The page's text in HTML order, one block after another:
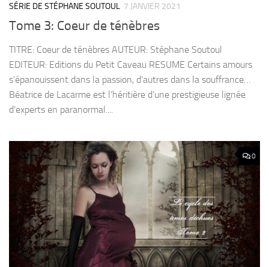
SÉRIE DE STÉPHANE SOUTOUL 7 JANVIER 2021
Tome 3: Coeur de ténèbres
TITRE: Coeur de ténèbres AUTEUR: Stéphane Soutoul
EDITEUR: Editions du Petit Caveau RESUME Certains amours
s’épanouissent dans la passion, d’autres dans la souffrance…
Béatrice de Lacarme est l’héritière d’une prestigieuse lignée
d’experts en paranormal....
0